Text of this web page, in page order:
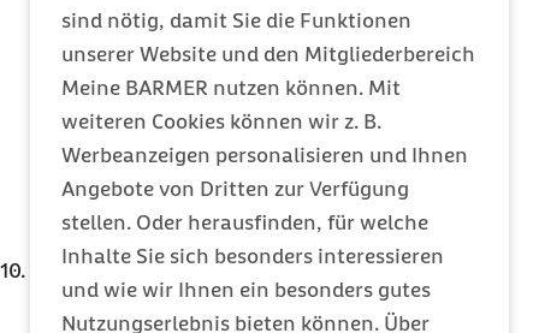
sind nötig, damit Sie die Funktionen
unserer Website und den Mitgliederbereich
Meine BARMER nutzen können. Mit
weiteren Cookies können wir z. B.
Werbeanzeigen personalisieren und Ihnen
Angebote von Dritten zur Verfügung
stellen. Oder herausfinden, für welche
Inhalte Sie sich besonders interessieren
und wie wir Ihnen ein besonders gutes
Nutzungserlebnis bieten können. Über
Schwangere und Kinder sollten bei
derEinnahme von freiverkäuflichen
Medikamentenbesonders vorsichtig sein.
Auch wenn ausgeprägteAllergienoder Herz-
Kreislauferkrankungen vorliegen, sollten Sie
jedes Risiko vermeiden und bei Ihrem Arzt oder
Apotheker nachfragen.
Entrümpeln Sie ab und zu Ihre häuslichen
Arzneimittelvorräte.Abgelaufene